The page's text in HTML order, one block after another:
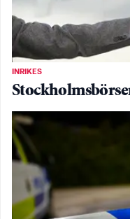
INRIKES